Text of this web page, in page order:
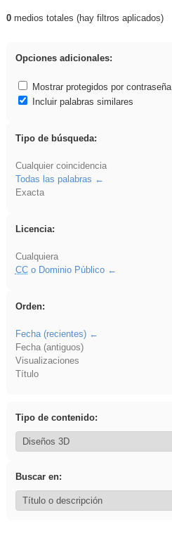
Resultados de: rezo
0medios totales (hay filtros aplicados)
Opciones adicionales:
Mostrar protegidos por contraseña
Incluir palabras similares
Tipo de búsqueda:
Cualquier coincidencia
Todas las palabras
Exacta
Licencia:
Cualquiera
CCo Dominio Público
Orden:
Fecha (recientes)
Fecha (antiguos)
Visualizaciones
Título
Tipo de contenido:
Buscar en: